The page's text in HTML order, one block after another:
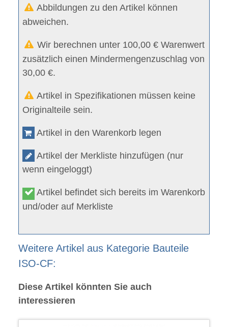
Abbildungen zu den Artikel können
abweichen.
Wir berechnen unter 100,00 € Warenwert
zusätzlich einen Mindermengenzuschlag von
30,00 €.
Artikel in Spezifikationen müssen keine
Originalteile sein.
Artikel in den Warenkorb legen
Artikel der Merkliste hinzufügen (nur
wenn eingeloggt)
Artikel befindet sich bereits im Warenkorb
und/oder auf Merkliste
Weitere Artikel aus Kategorie Bauteile
ISO-CF:
Diese Artikel könnten Sie auch
interessieren